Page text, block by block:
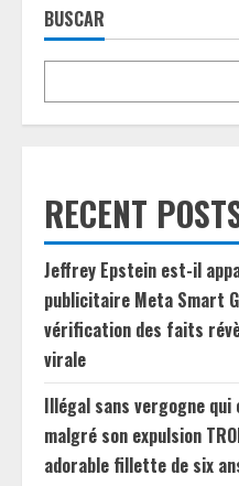
BUSCAR
RECENT
Jeffrey Epstein est-il
publicitaire Meta Smart
vérification des faits
virale
Illégal sans vergogne
malgré son expulsion
adorable fillette de six